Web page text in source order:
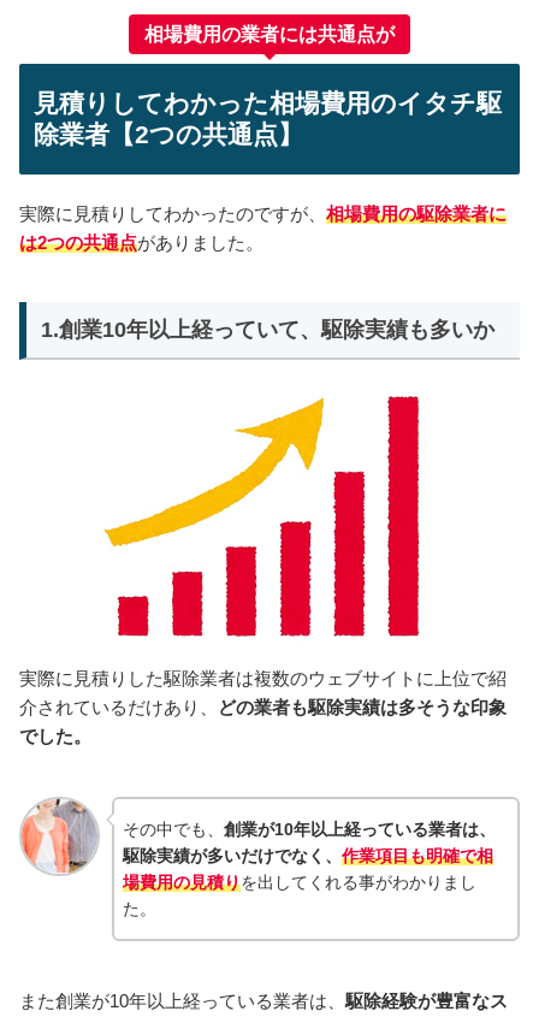
相場費用の業者には共通点が
見積りしてわかった相場費用のイタチ駆
除業者【2つの共通点】
実際に見積りしてわかったのですが、 相場費用の駆除業者に
は2つの共通点がありました。
1.創業10年以上経っていて、駆除実績も多いか
実際に見積りした駆除業者は複数のウェブサイトに上位で紹
介されているだけあり、
どの業者も駆除実績は多そうな印象
でした。
その中でも、 創業が10年以上経っている業者は、
駆除実績が多いだけでなく、 作業項目も明確で相
場費用の見積りを出してくれる事がわかりまし
た。
また創業が10年以上経っている業者は、 駆除経験が豊富なス